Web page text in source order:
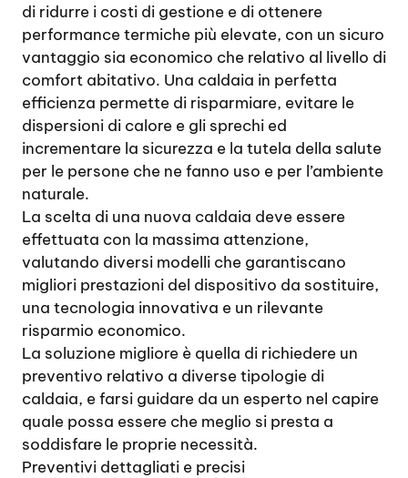
di ridurre i costi di gestione e di ottenere
performance termiche più elevate, con un sicuro
vantaggio sia economico che relativo al livello di
comfort abitativo. Una caldaia in perfetta
efficienza permette di risparmiare, evitare le
dispersioni di calore e gli sprechi ed
incrementare la sicurezza e la tutela della salute
per le persone che ne fanno uso e per l’ambiente
naturale.
La scelta di una nuova caldaia deve essere
effettuata con la massima attenzione,
valutando diversi modelli che garantiscano
migliori prestazioni del dispositivo da sostituire,
una tecnologia innovativa e un rilevante
risparmio economico.
La soluzione migliore è quella di richiedere un
preventivo relativo a diverse tipologie di
caldaia, e farsi guidare da un esperto nel capire
quale possa essere che meglio si presta a
soddisfare le proprie necessità.
Preventivi dettagliati e precisi